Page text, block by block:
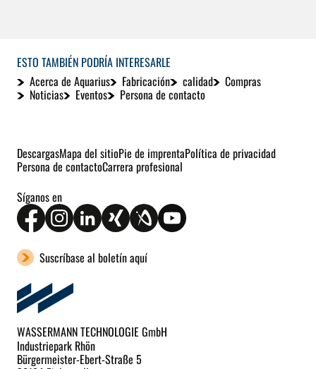
ESTO TAMBIÉN PODRÍA INTERESARLE
Acerca de Aquarius
Fabricación calidad Compras
Noticias Eventos Persona de contacto
DescargasMapa del sitioPie de imprentaPolítica de privacidad
Persona de contactoCarrera profesional
Síganos en
Suscríbase al boletín aquí
WASSERMANN TECHNOLOGIE GmbH
Industriepark Rhön
Bürgermeister-Ebert-Straße 5